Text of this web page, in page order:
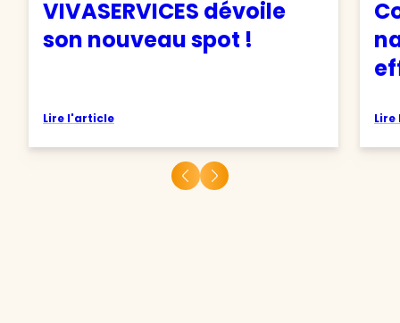
VIVASERVICES dévoile
son nouveau spot !
Lire l'article